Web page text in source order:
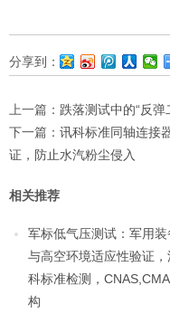
分享到：
上一篇： 跌落测试中的“反
下一篇： 讯科标准同轴连接
证，防止水汽粉尘侵入
相关推荐
军标低气压测试：军用
与高空环境适应性验证
科标准检测，
构